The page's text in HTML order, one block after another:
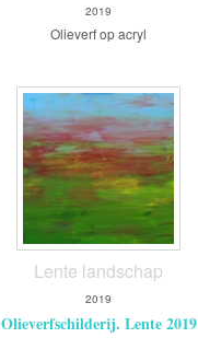
2019
Olieverf op acryl
Lente landschap
2019
Olieverfschilderij. Lente 2019